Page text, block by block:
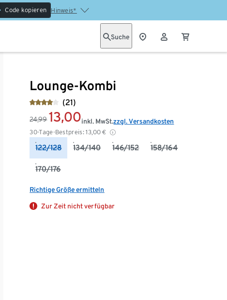
Code kopieren Hinweis*
Suche
Lounge-Kombi
(21)
24,99 13,00
30-Tage-Bestpreis: 13,00 €
inkl. MwSt.zzgl. Versandkosten
122/128 134/140 146/152 158/164
170/176
Richtige Größe ermitteln
Zur Zeit nicht verfügbar